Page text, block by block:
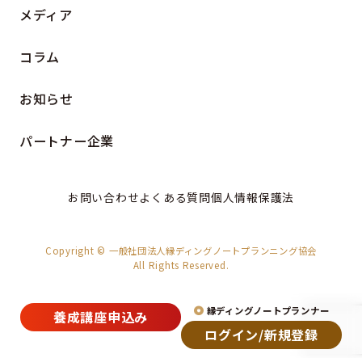
メディア
コラム
お知らせ
パートナー企業
お問い合わせよくある質問個人情報保護法
Copyright © 一般社団法人縁ディングノートプランニング協会
All Rights Reserved.
養成講座申込み 縁ディングノートプランナー
ログイン/新規登録